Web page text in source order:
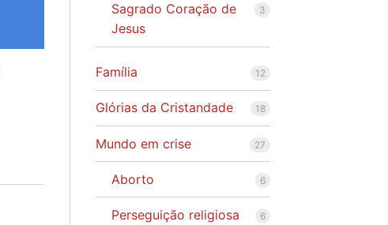
Sagrado Coração de
Jesus
3
Família 12
Glórias da Cristandade 18
Mundo em crise 27
Aborto 6
Perseguição religiosa 6